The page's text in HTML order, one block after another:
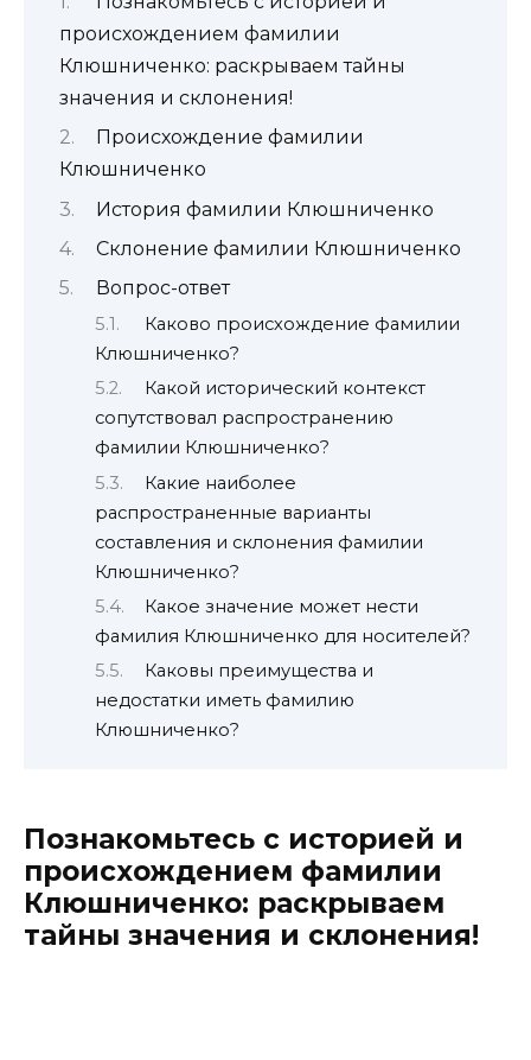
происхождением фамилии
Клюшниченко: раскрываем тайны
значения и склонения!
Происхождение фамилии
Клюшниченко
История фамилии Клюшниченко
Склонение фамилии Клюшниченко
Вопрос-ответ
Каково происхождение фамилии
Клюшниченко?
Какой исторический контекст
сопутствовал распространению
фамилии Клюшниченко?
Какие наиболее
распространенные варианты
составления и склонения фамилии
Клюшниченко?
Какое значение может нести
фамилия Клюшниченко для носителей?
Каковы преимущества и
недостатки иметь фамилию
Клюшниченко?
Познакомьтесь с историей и
происхождением фамилии
Клюшниченко: раскрываем
тайны значения и склонения!